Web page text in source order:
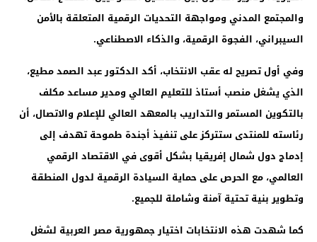
والمجتمع المدني ومواجهة التحديات الرقمية المتعلقة بالأمن
السيبراني، الفجوة الرقمية، والذكاء الاصطناعي.
وفي أول تصريح له عقب الانتخاب، أكد الدكتور عبد الصمد مطيع،
الذي يشغل منصب أستاذ للتعليم العالي ومدير مساعد مكلف
بالتكوين المستمر والتداريب بالمعهد العالي للإعلام والاتصال، أن
رئاسته للمنتدى ستتركز على تنفيذ أجندة طموحة تهدف إلى
إدماج دول شمال إفريقيا بشكل أقوى في الاقتصاد الرقمي
العالمي، مع الحرص على حماية السيادة الرقمية لدول المنطقة
وتطوير بنية تحتية آمنة وشاملة للجميع.
كما شهدت هذه الانتخابات اختيار جمهورية مصر العربية لشغل